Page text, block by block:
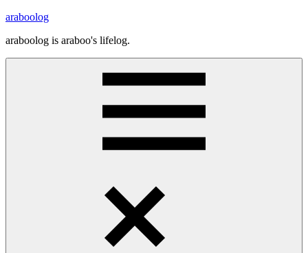
コ
テ
ン
araboolog
araboolog is araboo's lifelog.